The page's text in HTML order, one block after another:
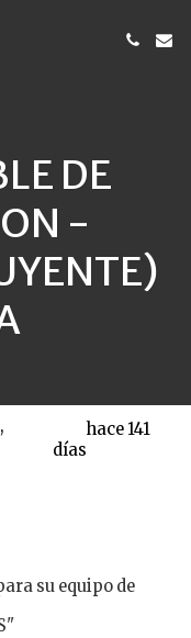
DE
-
hace 141
días
su equipo de